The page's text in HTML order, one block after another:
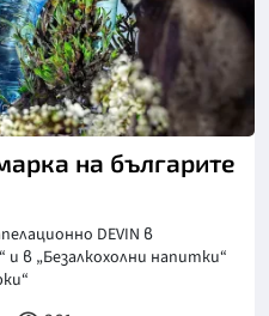
на българите
DEVIN в
в „Безалкохолни напитки“